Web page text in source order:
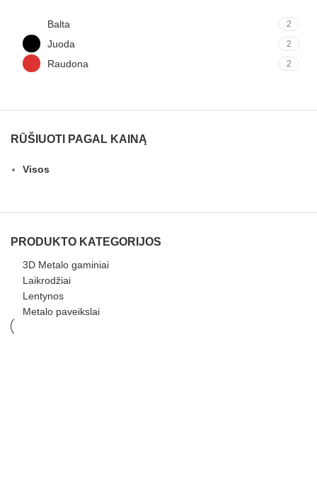
Balta 2
Juoda 2
Raudona 2
RŪŠIUOTI PAGAL KAINĄ
Visos
PRODUKTO KATEGORIJOS
3D Metalo gaminiai
Laikrodžiai
Lentynos
Metalo paveikslai